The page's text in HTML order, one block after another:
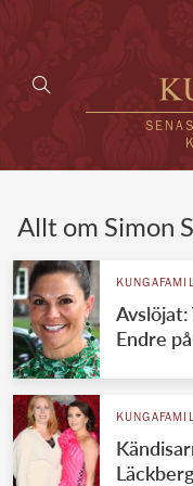
Allt om Simon
Avslöjat:
Endre